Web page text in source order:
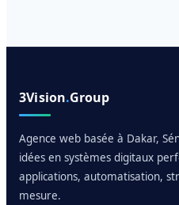
3Vision.Group
Agence web basée à Dakar,
idées en systèmes digitaux
applications, automatisation,
mesure.